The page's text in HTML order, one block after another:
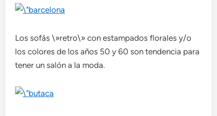
Los sofás \»retro\» con estampados florales y/o
los colores de los años 50 y 60 son tendencia para
tener un salón a la moda.